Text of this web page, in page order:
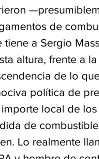
de
tiene a Sergio
altura, frente a
de lo
política de
local de
de
Lo realmente